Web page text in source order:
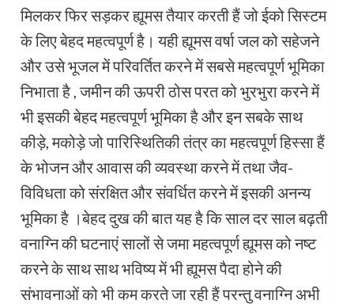
मिलकर फिर सड़कर ह्यूमस तैयार करती हैं जो ईको सिस्टम
के लिए बेहद महत्वपूर्ण है। यही ह्यूमस वर्षा जल को सहेजने
और उसे भूजल में परिवर्तित करने में सबसे महत्वपूर्ण भूमिका
निभाता है , जमीन की ऊपरी ठोस परत को भुरभुरा करने में
भी इसकी बेहद महत्वपूर्ण भूमिका है और इन सबके साथ
कीड़े, मकोड़े जो पारिस्थितिकी तंत्र का महत्वपूर्ण हिस्सा हैं
के भोजन और आवास की व्यवस्था करने में तथा जैव-
विविधता को संरक्षित और संवर्धित करने में इसकी अनन्य
भूमिका है ।बेहद दुख की बात यह है कि साल दर साल बढ़ती
वनाग्नि की घटनाएं सालों से जमा महत्वपूर्ण ह्यूमस को नष्ट
करने के साथ साथ भविष्य में भी ह्यूमस पैदा होने की
संभावनाओं को भी कम करते जा रही हैं परन्तु वनाग्नि अभी